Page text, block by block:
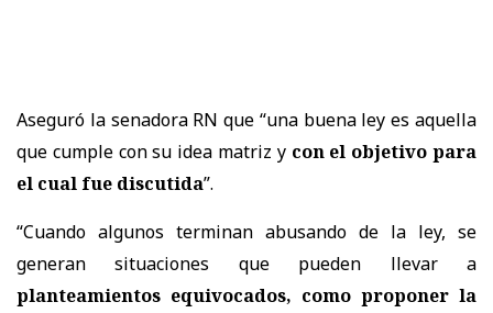
Aseguró la senadora RN que “una buena ley es aquella
que cumple con su idea matriz ycon el objetivo para
el cual fue discutida”.
“Cuando algunos terminan abusando de la ley, se
generan situaciones que pueden llevar a
planteamientos equivocados, como proponer la